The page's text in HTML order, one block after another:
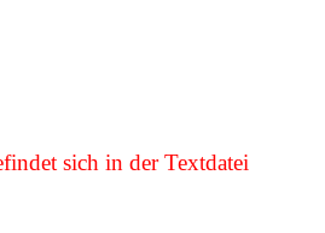
sich in der Textdatei